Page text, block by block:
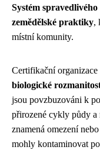
Systém
zemědělské praktiky,
místní komunity.
Certifikační
biologické
jsou povzbuzováni k
přirozené cykly půdy a
znamená omezení
mohly kontaminovat